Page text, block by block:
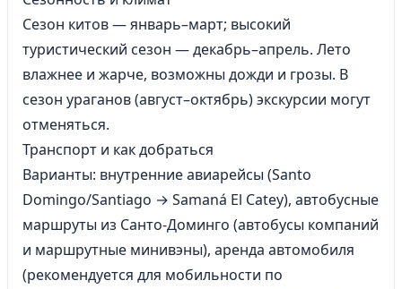
Сезон китов — январь–март; высокий
туристический сезон — декабрь–апрель. Лето
влажнее и жарче, возможны дожди и грозы. В
сезон ураганов (август–октябрь) экскурсии могут
отменяться.
Транспорт и как добраться
Варианты: внутренние авиарейсы (Santo
Domingo/Santiago → Samaná El Catey), автобусные
маршруты из Санто‑Доминго (автобусы компаний
и маршрутные минивэны), аренда автомобиля
(рекомендуется для мобильности по